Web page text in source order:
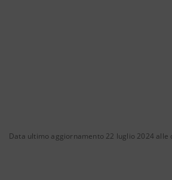
Data ultimo aggiornamento 22 luglio 2024 alle